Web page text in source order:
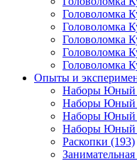
Головоломка
Головоломка
Головоломка
Головоломка
Головоломка
Опыты и
Наборы Юный
Наборы Юный
Наборы Юный
Наборы Юный
Раскопки (193)